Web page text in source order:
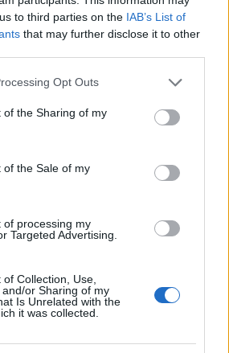
to third parties on the IAB’s List of
that may further disclose it to other
app uses one or more Google
or usage behaviour. You may click to
to Google and its third-party tags to
specified purposes in below Google
Opt Outs
of the Sharing of my
of the Sale of my
of processing my
Targeted Advertising.
Collection, Use,
or Sharing of my
Is Unrelated with the
it was collected.
akaratlanul, illetve
Abbie rajta keresztül hat a még
a hatalmát; esetleg a kettejük
az „erő”. Susan tudatosan
hasonlítani, ezt észben tartva
vagy éppen rajta keresztül
Abbie emlékétől, ami
amikor az eddigieket
hogy az, aki megtagadja a
Abbie-t (és Lydiát, vagyis
majd jönnek még bibliai
közvetlen kapcsolat
az irodalomtanár magának is
(a tagadó), az igazgatónő
(a hitetlen).